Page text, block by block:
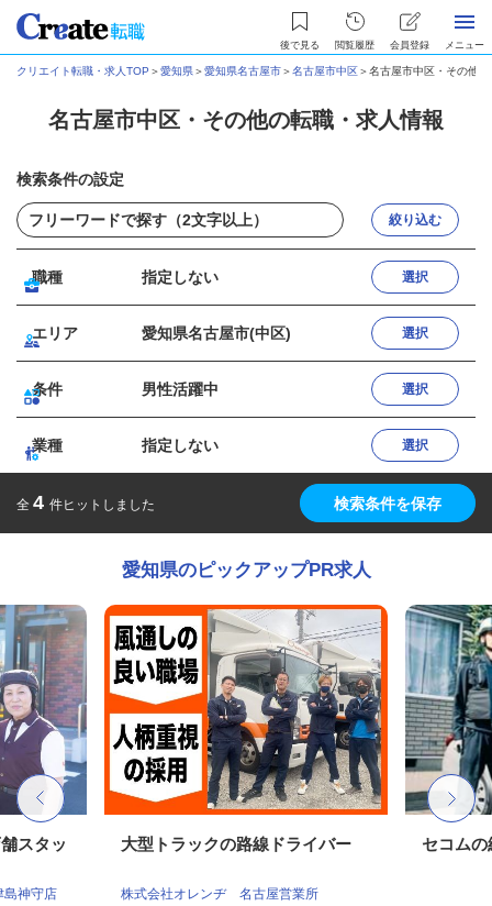
後で見る 閲覧履歴 会員登録 メニュー
クリエイト転職・求人TOP ＞愛知県＞愛知県名古屋市＞名古屋市中区＞名古屋市中区・その他
名古屋市中区・その他の転職・求人情報
検索条件の設定
絞り込む
職種 指定しない 選択
エリア 愛知県名古屋市(中区) 選択
条件 男性活躍中 選択
業種 指定しない 選択
全 4 件ヒットしました 検索条件を保存
愛知県のピックアップPR求人
スタッ
神守店
大型トラックの路線ドライバー
株式会社オレンヂ 名古屋営業所
セコムの